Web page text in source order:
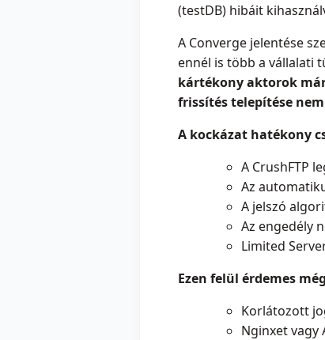
(testDB) hibáit
A Converge jelentése
ennél is több a vállalati
kártékony aktorok
frissítés telepítése
A kockázat hatékony
A CrushFTP
Az
A jelszó
Az engedély
Limited
Ezen felül érdemes
Korlátozott
Nginxet